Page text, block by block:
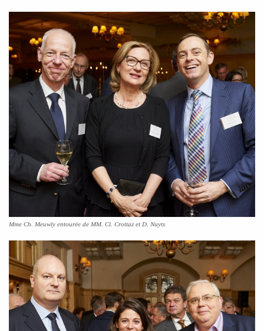
Mme Ch. Meuwly entourée de MM. Cl. Crottaz et D. Nuyts